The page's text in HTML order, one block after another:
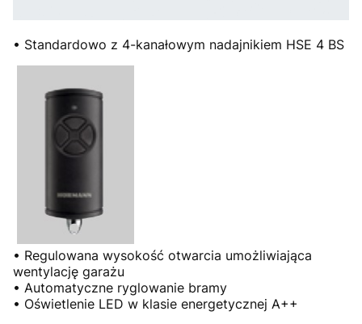
• Standardowo z 4-kanałowym nadajnikiem HSE 4 BS
• Regulowana wysokość otwarcia umożliwiająca
wentylację garażu
• Automatyczne ryglowanie bramy
• Oświetlenie LED w klasie energetycznej A++